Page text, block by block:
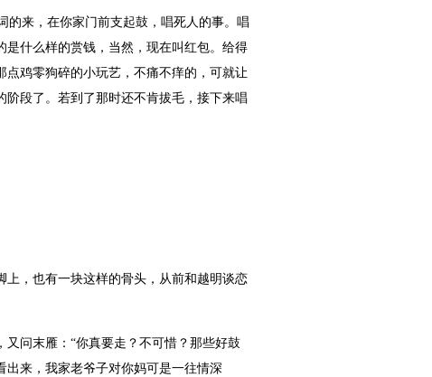
来，在你家门前支起鼓，唱死人的事。唱
什么样的赏钱，当然，现在叫红包。给得
鸡零狗碎的小玩艺，不痛不痒的，可就让
段了。若到了那时还不肯拔毛，接下来唱
，也有一块这样的骨头，从前和越明谈恋
问末雁：“你真要走？不可惜？那些好鼓
出来，我家老爷子对你妈可是一往情深